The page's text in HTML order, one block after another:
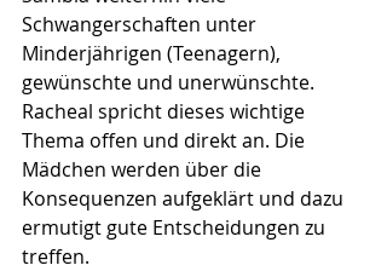
Schwangerschaften unter
Minderjährigen (Teenagern),
gewünschte und unerwünschte.
Racheal spricht dieses wichtige
Thema offen und direkt an. Die
Mädchen werden über die
Konsequenzen aufgeklärt und dazu
ermutigt gute Entscheidungen zu
treffen.